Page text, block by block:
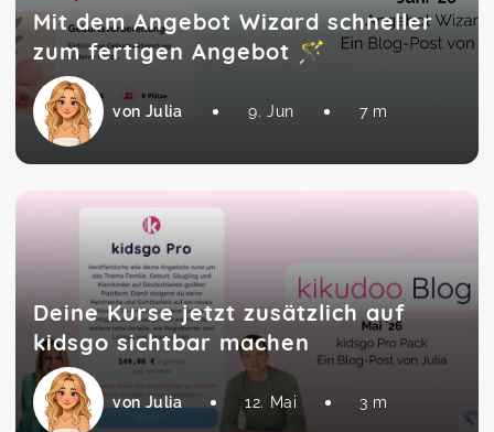
Mit dem Angebot Wizard schneller
zum fertigen Angebot 🪄
von Julia 9. Jun 7 m
Deine Kurse jetzt zusätzlich auf
kidsgo sichtbar machen
von Julia 12. Mai 3 m